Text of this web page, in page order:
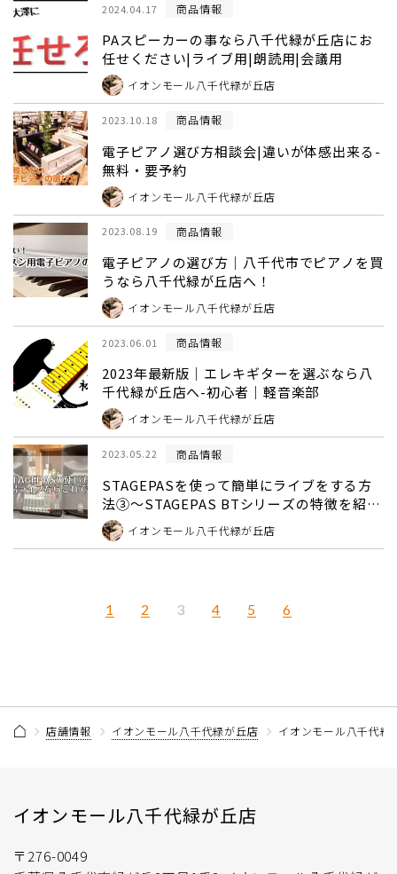
2024.04.17 商品情報
PAスピーカーの事なら八千代緑が丘店にお
任せください|ライブ用|朗読用|会議用
イオンモール八千代緑が丘店
2023.10.18 商品情報
電子ピアノ選び方相談会|違いが体感出来る-
無料・要予約
イオンモール八千代緑が丘店
2023.08.19 商品情報
電子ピアノの選び方｜八千代市でピアノを買
うなら八千代緑が丘店へ！
イオンモール八千代緑が丘店
2023.06.01 商品情報
2023年最新版｜エレキギターを選ぶなら八
千代緑が丘店へ-初心者｜軽音楽部
イオンモール八千代緑が丘店
2023.05.22 商品情報
STAGEPASを使って簡単にライブをする方
法③～STAGEPAS BTシリーズの特徴を紹
介！～イオンモール八千代緑が丘店
1 2 3 4 5 6
店舗情報 イオンモール八千代緑が丘店 イオンモール八千代緑
イオンモール八千代緑が丘店
〒276-0049